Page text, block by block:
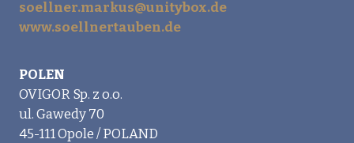
soellner.markus@unitybox.de
www.soellnertauben.de
POLEN
OVIGOR Sp. z o.o.
ul. Gawedy 70
45-111 Opole / POLAND